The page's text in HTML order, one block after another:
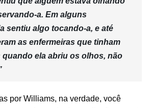
a. Em alguns
sentiu algo tocando-a, e até
as enfermeiras que tinham
quando ela abriu os olhos, não
por Williams, na verdade, você